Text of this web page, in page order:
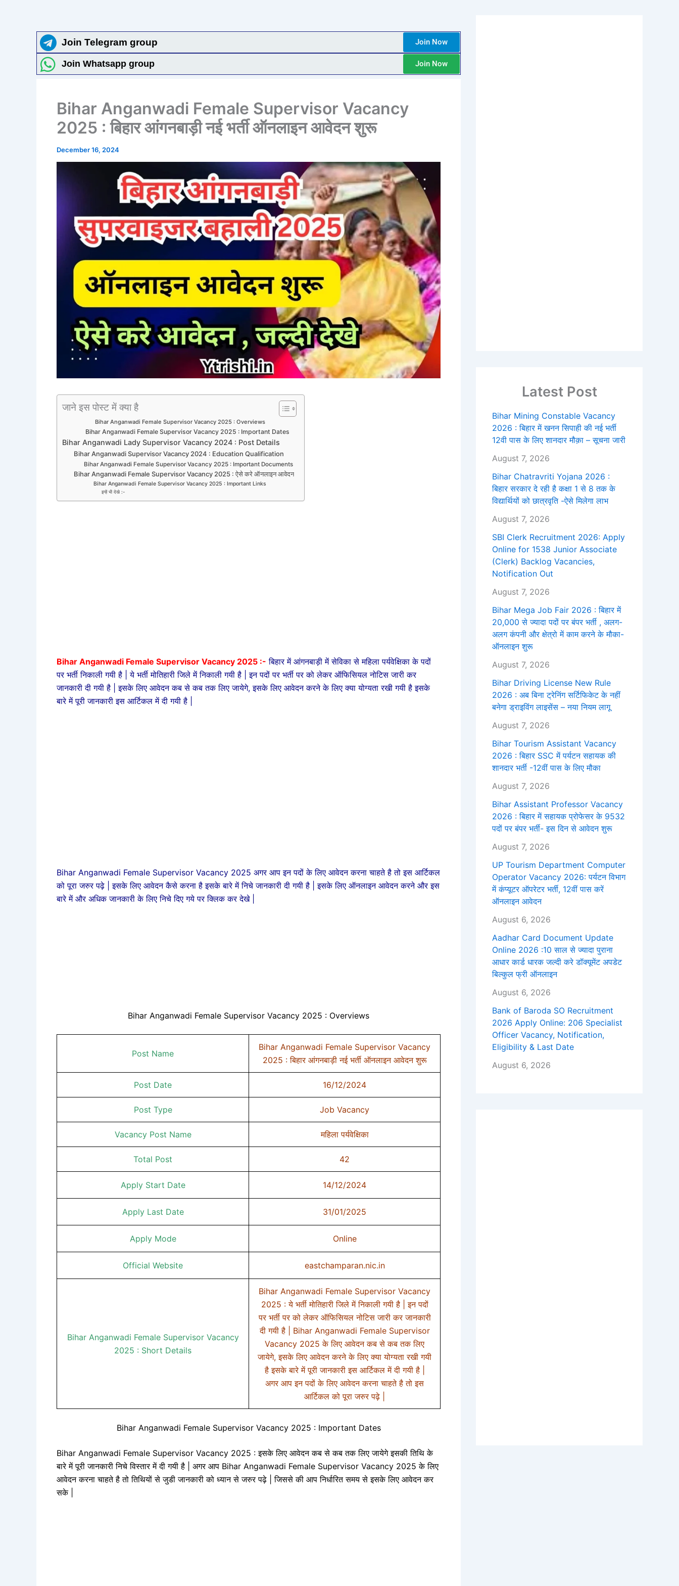
Join Telegram group Join Now
Join Whatsapp group Join Now
Bihar Anganwadi Female Supervisor Vacancy
2025 : बिहार आंगनबाड़ी नई भर्ती ऑनलाइन आवेदन शुरू
December 16, 2024
जाने इस पोस्ट में क्या है
Bihar Anganwadi Female Supervisor Vacancy 2025 : Overviews
Bihar Anganwadi Female Supervisor Vacancy 2025 : Important Dates
Bihar Anganwadi Lady Supervisor Vacancy 2024 : Post Details
Bihar Anganwadi Supervisor Vacancy 2024 : Education Qualification
Bihar Anganwadi Female Supervisor Vacancy 2025 : Important Documents
Bihar Anganwadi Female Supervisor Vacancy 2025 : ऐसे करे ऑनलाइन आवेदन
Bihar Anganwadi Female Supervisor Vacancy 2025 : Important Links
इन्हें भी देखे :-
Bihar Anganwadi Female Supervisor Vacancy 2025 :- बिहार में आंगनबाड़ी में सेविका से महिला पर्यवेक्षिका के पदों
पर भर्ती निकाली गयी है | ये भर्ती मोतिहारी जिले में निकाली गयी है | इन पदों पर भर्ती पर को लेकर ऑफिसियल नोटिस जारी कर
जानकारी दी गयी है | इसके लिए आवेदन कब से कब तक लिए जायेगे, इसके लिए आवेदन करने के लिए क्या योग्यता रखी गयी है इसके
बारे में पूरी जानकारी इस आर्टिकल में दी गयी है |
Bihar Anganwadi Female Supervisor Vacancy 2025 अगर आप इन पदों के लिए आवेदन करना चाहते है तो इस आर्टिकल
को पूरा जरुर पढ़े | इसके लिए आवेदन कैसे करना है इसके बारे में निचे जानकारी दी गयी है | इसके लिए ऑनलाइन आवेदन करने और इस
बारे में और अधिक जानकारी के लिए निचे दिए गये पर क्लिक कर देखे |
Bihar Anganwadi Female Supervisor Vacancy 2025 : Overviews
Post Name
Bihar Anganwadi Female Supervisor Vacancy
2025 : बिहार आंगनबाड़ी नई भर्ती ऑनलाइन आवेदन शुरू
Post Date 16/12/2024
Post Type Job Vacancy
Vacancy Post Name महिला पर्यवेक्षिका
Total Post 42
Apply Start Date 14/12/2024
Apply Last Date 31/01/2025
Apply Mode Online
Official Website eastchamparan.nic.in
Bihar Anganwadi Female Supervisor Vacancy
2025 : Short Details
Bihar Anganwadi Female Supervisor Vacancy
2025 : ये भर्ती मोतिहारी जिले में निकाली गयी है | इन पदों
पर भर्ती पर को लेकर ऑफिसियल नोटिस जारी कर जानकारी
दी गयी है | Bihar Anganwadi Female Supervisor
Vacancy 2025 के लिए आवेदन कब से कब तक लिए
जायेगे, इसके लिए आवेदन करने के लिए क्या योग्यता रखी गयी
है इसके बारे में पूरी जानकारी इस आर्टिकल में दी गयी है |
अगर आप इन पदों के लिए आवेदन करना चाहते है तो इस
आर्टिकल को पूरा जरुर पढ़े |
Bihar Anganwadi Female Supervisor Vacancy 2025 : Important Dates
Bihar Anganwadi Female Supervisor Vacancy 2025 : इसके लिए आवेदन कब से कब तक लिए जायेगे इसकी तिथि के
बारे में पूरी जानकारी निचे विस्तार में दी गयी है | अगर आप Bihar Anganwadi Female Supervisor Vacancy 2025 के लिए
आवेदन करना चाहते है तो तिथियों से जुडी जानकारी को ध्यान से जरुर पढ़े | जिससे की आप निर्धारित समय से इसके लिए आवेदन कर
सके |
Latest Post
Bihar Mining Constable Vacancy
2026 : बिहार में खनन सिपाही की नई भर्ती
12वी पास के लिए शानदार मौक़ा – सूचना जारी
August 7, 2026
Bihar Chatravriti Yojana 2026 :
बिहार सरकार दे रही है कक्षा 1 से 8 तक के
विद्यार्थियों को छात्रवृति -ऐसे मिलेगा लाभ
August 7, 2026
SBI Clerk Recruitment 2026: Apply
Online for 1538 Junior Associate
(Clerk) Backlog Vacancies,
Notification Out
August 7, 2026
Bihar Mega Job Fair 2026 : बिहार में
20,000 से ज्यादा पदों पर बंपर भर्ती , अलग-
अलग कंपनी और क्षेत्रो में काम करने के मौका-
ऑनलाइन शुरू
August 7, 2026
Bihar Driving License New Rule
2026 : अब बिना ट्रेनिंग सर्टिफिकेट के नहीं
बनेगा ड्राइविंग लाइसेंस – नया नियम लागू
August 7, 2026
Bihar Tourism Assistant Vacancy
2026 : बिहार SSC में पर्यटन सहायक की
शानदार भर्ती -12वीं पास के लिए मौका
August 7, 2026
Bihar Assistant Professor Vacancy
2026 : बिहार में सहायक प्रोफेसर के 9532
पदों पर बंपर भर्ती- इस दिन से आवेदन शुरू
August 7, 2026
UP Tourism Department Computer
Operator Vacancy 2026: पर्यटन विभाग
में कंप्यूटर ऑपरेटर भर्ती, 12वीं पास करें
ऑनलाइन आवेदन
August 6, 2026
Aadhar Card Document Update
Online 2026 :10 साल से ज्यादा पुराना
आधार कार्ड धारक जल्दी करे डॉक्यूमेंट अपडेट
बिल्कुल फ्री ऑनलाइन
August 6, 2026
Bank of Baroda SO Recruitment
2026 Apply Online: 206 Specialist
Officer Vacancy, Notification,
Eligibility & Last Date
August 6, 2026